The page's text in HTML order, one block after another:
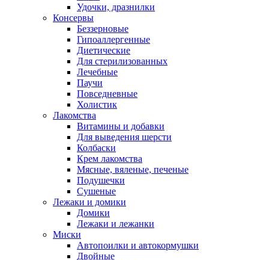
Удочки, дразнилки
Консервы
Беззерновые
Гипоаллергенные
Диетические
Для стерилизованных
Лечебные
Паучи
Повседневные
Холистик
Лакомства
Витамины и добавки
Для выведения шерсти
Колбаски
Крем лакомства
Мясные, вяленые, печеные
Подушечки
Сушеные
Лежаки и домики
Домики
Лежаки и лежанки
Миски
Автопоилки и автокормушки
Двойные